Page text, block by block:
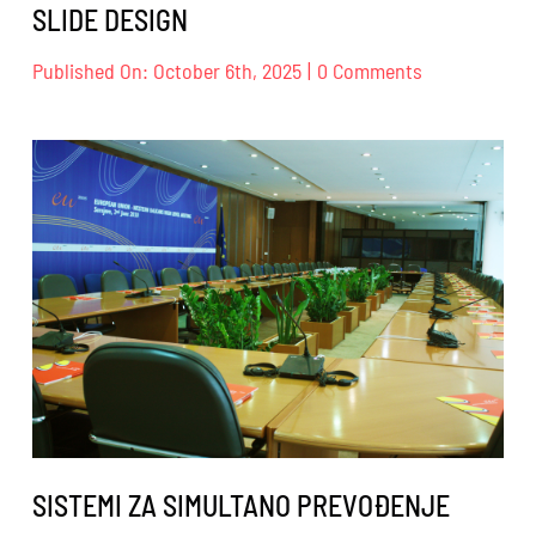
SLIDE DESIGN
Published On: October 6th, 2025 | 0 Comments
KOMUNICIRA
LIGHT
&
SLIDE
DESIGN
SISTEMI ZA SIMULTANO PREVOĐENJE